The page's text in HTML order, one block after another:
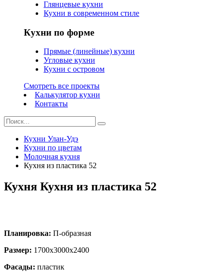
Глянцевые кухни
Кухни в современном стиле
Кухни по форме
Прямые (линейные) кухни
Угловые кухни
Кухни с островом
Смотреть все проекты
Калькулятор кухни
Контакты
Кухни Улан-Удэ
Кухни по цветам
Молочная кухня
Кухня из пластика 52
Кухня Кухня из пластика 52
Планировка: П-образная
Размер: 1700х3000х2400
Фасады: пластик